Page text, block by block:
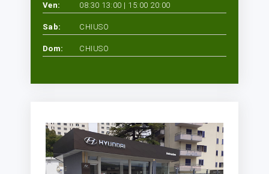
Ven: 08:30 13:00 | 15:00 20:00
Sab: CHIUSO
Dom: CHIUSO